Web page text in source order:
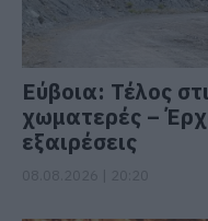
Εύβοια: Τέλος
χωματερές –
εξαιρέσεις